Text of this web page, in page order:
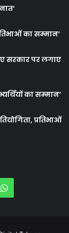
का सम्मान’
सरकार पर लगाए
का सम्मान’
प्रतिभाओं
WhatsApp